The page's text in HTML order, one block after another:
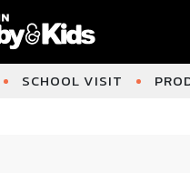
SCHOOL VISIT